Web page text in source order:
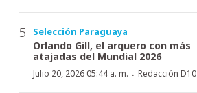
Selección Paraguaya
Orlando Gill, el arquero con más
atajadas del Mundial 2026
Julio 20, 2026 05:44 a. m. · Redacción D10